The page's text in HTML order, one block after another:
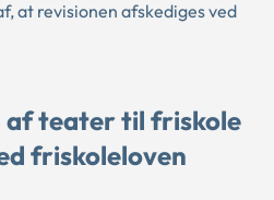
at revisionen afskediges ved
af teater til friskole
friskoleloven